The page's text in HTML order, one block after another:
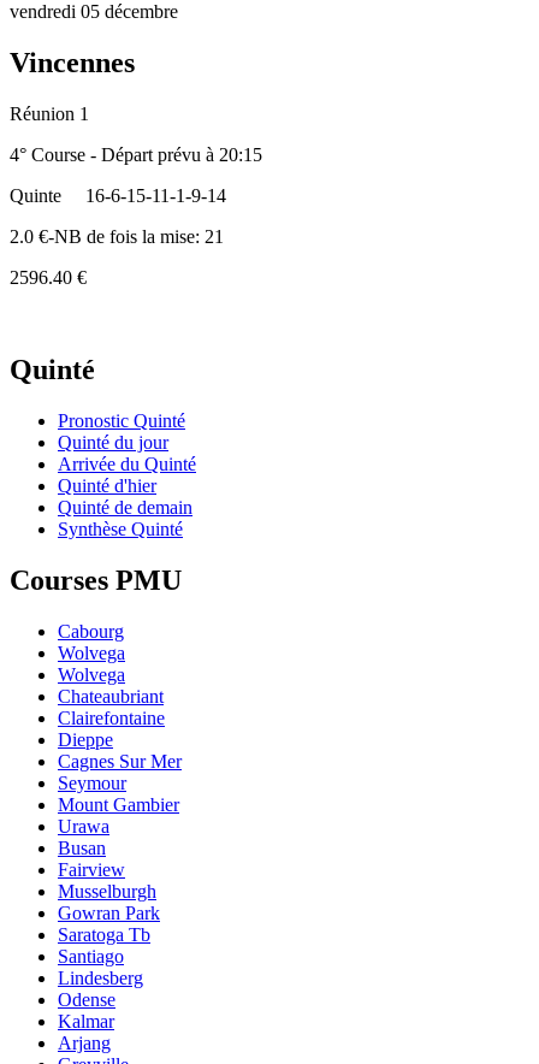
vendredi 05 décembre
Vincennes
Réunion 1
4° Course - Départ prévu à 20:15
Quinte
16-6-15-11-1-9-14
2.0 €-NB de fois la mise: 21
2596.40 €
Quinté
Pronostic Quinté
Quinté du jour
Arrivée du Quinté
Quinté d'hier
Quinté de demain
Synthèse Quinté
Courses PMU
Cabourg
Wolvega
Wolvega
Chateaubriant
Clairefontaine
Dieppe
Cagnes Sur Mer
Seymour
Mount Gambier
Urawa
Busan
Fairview
Musselburgh
Gowran Park
Saratoga Tb
Santiago
Lindesberg
Odense
Kalmar
Arjang